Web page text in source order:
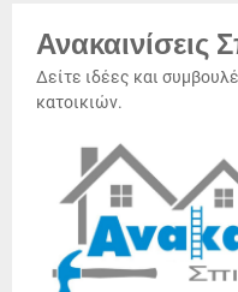
Ανακαινίσεις
Δείτε ιδέες και
κατοικιών.